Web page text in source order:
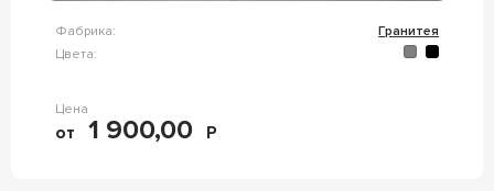
Фабрика:
Гранитея
Цвета:
Цена
от 1 900,00 Р